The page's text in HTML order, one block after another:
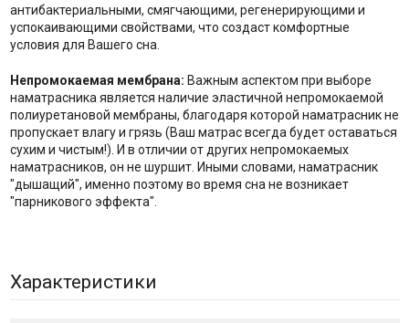
антибактериальными, смягчающими, регенерирующими и
успокаивающими свойствами, что создаст комфортные
условия для Вашего сна.
Непромокаемая мембрана: Важным аспектом при выборе
наматрасника является наличие эластичной непромокаемой
полиуретановой мембраны, благодаря которой наматрасник не
пропускает влагу и грязь (Ваш матрас всегда будет оставаться
сухим и чистым!). И в отличии от других непромокаемых
наматрасников, он не шуршит. Иными словами, наматрасник
"дышащий", именно поэтому во время сна не возникает
"парникового эффекта".
Характеристики